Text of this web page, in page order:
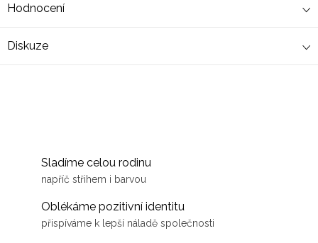
Hodnocení
Diskuze
Sladíme celou rodinu
napříč střihem i barvou
Oblékáme pozitivní identitu
přispíváme k lepší náladě společnosti